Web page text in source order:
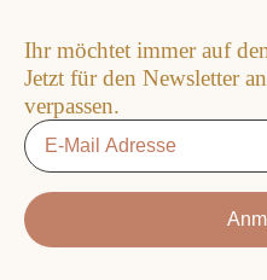
Produktseite
gewählt
werden
Ihr möchtet immer auf
Jetzt für den Newsletter
verpassen.
Email